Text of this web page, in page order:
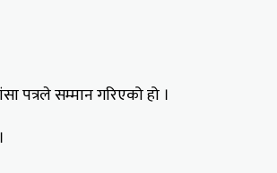
पत्रले सम्मान गरिएको हो ।